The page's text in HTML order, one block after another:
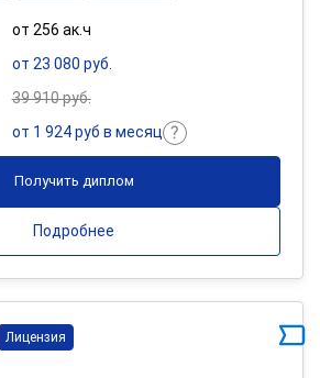
от 256 ак.ч
от 23 080 руб.
39 910 руб.
от 1 924 руб в месяц
Получить диплом
Подробнее
Лицензия